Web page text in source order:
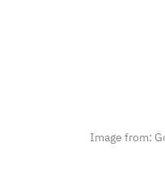
Image from: